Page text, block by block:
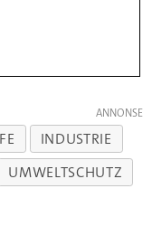
INDUSTRIE
UMWELTSCHUTZ